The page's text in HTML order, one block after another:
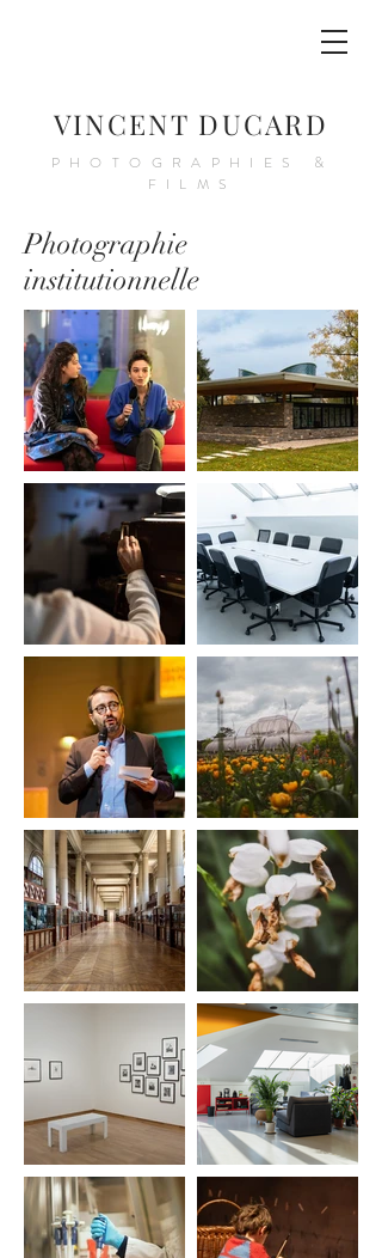
VINCENT DUCARD
PHOTOGRAPHIES &
FILMS
Photographie
institutionnelle